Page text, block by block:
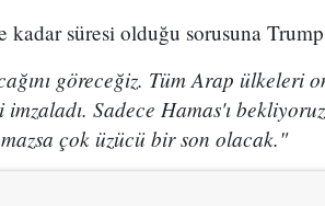
süresi olduğu sorusuna Trump
göreceğiz. Tüm Arap ülkeleri
Sadece Hamas'ı
çok üzücü bir son olacak."